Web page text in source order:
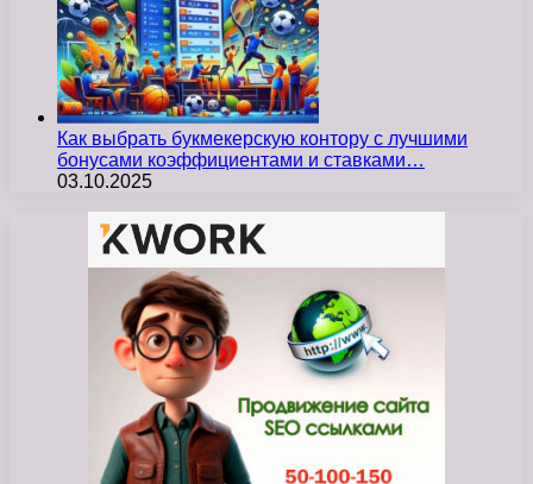
Как выбрать букмекерскую контору с лучшими
бонусами коэффициентами и ставками…
03.10.2025